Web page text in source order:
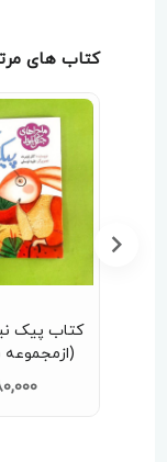
کتاب های
کتاب پیک
(ازمجموعه
80,000